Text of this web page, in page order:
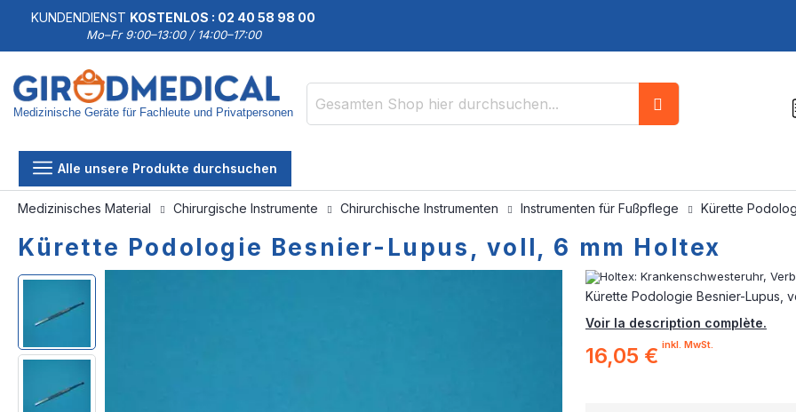
KUNDENDIENST KOSTENLOS : 02 40 58 98 00
Mo–Fr 9:00–13:00 / 14:00–17:00
Medizinische Geräte für Fachleute und Privatpersonen
Alle unsere Produkte durchsuchen
Medizinisches Material Chirurgische Instrumente Chirurchische Instrumenten Instrumenten für Fußpflege Kürette
Kürette Podologie Besnier-Lupus, voll, 6 mm Holtex
Kürette Podologie Besnier-Lupus,
Voir la description complète.
16,05 € inkl. MwSt.
Zum
Bildgalerie
springen
Zum
Bildgalerie
springen